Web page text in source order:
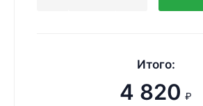
Итого:
4 820 ₽